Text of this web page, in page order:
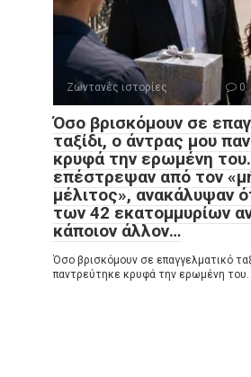
Ζωντανές ιστορίες 0
Όσο βρισκόμουν σε
ταξίδι, ο άντρας μου
κρυφά την ερωμένη
επέστρεψαν από τον
μέλιτος», ανακάλυψαν
των 42 εκατομμυρίων
κάποιον άλλον…
Όσο βρισκόμουν σε επαγγελματικό
παντρεύτηκε κρυφά την ερωμένη